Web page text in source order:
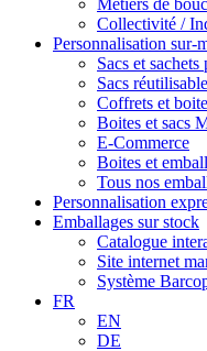
Métiers de
Collectivité /
Personnalisation sur-
Sacs et sachets
Sacs
Coffrets et
Boites et sacs
E-Commerce
Boites et
Tous nos
Personnalisation
Emballages sur stock
Catalogue
Site internet
Système
FR
EN
DE